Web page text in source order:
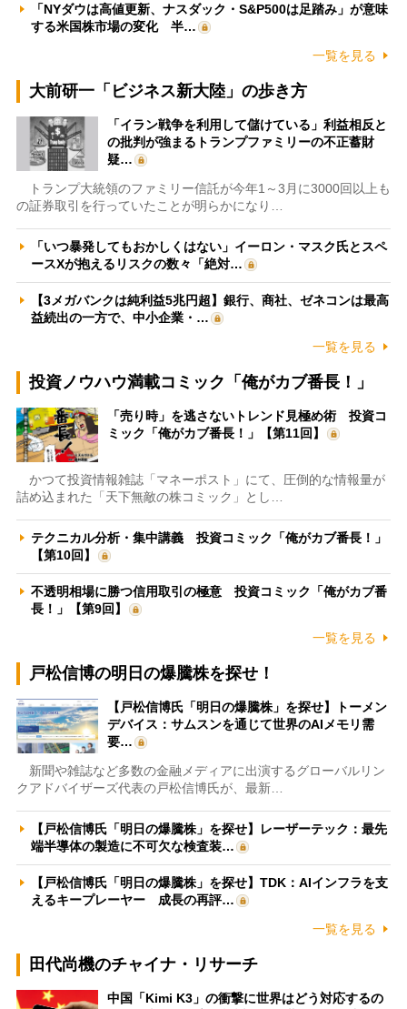
「NYダウは高値更新、ナスダック・S&P500は足踏み」が意味
する米国株市場の変化 半…
一覧を見る
大前研一「ビジネス新大陸」の歩き方
「イラン戦争を利用して儲けている」利益相反と
の批判が強まるトランプファミリーの不正蓄財
疑…
トランプ大統領のファミリー信託が今年1～3月に3000回以上も
の証券取引を行っていたことが明らかになり…
「いつ暴発してもおかしくはない」イーロン・マスク氏とスペ
ースXが抱えるリスクの数々「絶対…
【3メガバンクは純利益5兆円超】銀行、商社、ゼネコンは最高
益続出の一方で、中小企業・…
一覧を見る
投資ノウハウ満載コミック「俺がカブ番長！」
「売り時」を逃さないトレンド見極め術 投資コ
ミック「俺がカブ番長！」【第11回】
かつて投資情報雑誌「マネーポスト」にて、圧倒的な情報量が
詰め込まれた「天下無敵の株コミック」とし…
テクニカル分析・集中講義 投資コミック「俺がカブ番長！」
【第10回】
不透明相場に勝つ信用取引の極意 投資コミック「俺がカブ番
長！」【第9回】
一覧を見る
戸松信博の明日の爆騰株を探せ！
【戸松信博氏「明日の爆騰株」を探せ】トーメン
デバイス：サムスンを通じて世界のAIメモリ需
要…
新聞や雑誌など多数の金融メディアに出演するグローバルリン
クアドバイザーズ代表の戸松信博氏が、最新…
【戸松信博氏「明日の爆騰株」を探せ】レーザーテック：最先
端半導体の製造に不可欠な検査装…
【戸松信博氏「明日の爆騰株」を探せ】TDK：AIインフラを支
えるキープレーヤー 成長の再評…
一覧を見る
田代尚機のチャイナ・リサーチ
中国「Kimi K3」の衝撃に世界はどう対応するの